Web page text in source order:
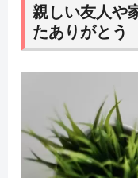
親しい友人や
たありがとう